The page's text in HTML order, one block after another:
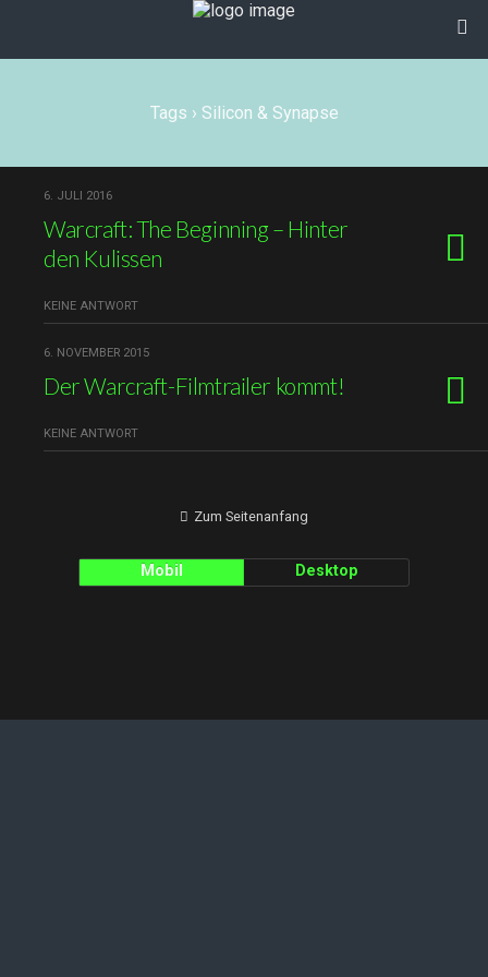
Tags › Silicon & Synapse
6. JULI 2016
Warcraft: The Beginning – Hinter
den Kulissen
KEINE ANTWORT
6. NOVEMBER 2015
Der Warcraft-Filmtrailer kommt!
KEINE ANTWORT
Zum Seitenanfang
Mobil Desktop